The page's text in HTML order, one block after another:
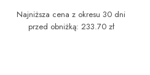
Najniższa cena z okresu 30 dni
przed obniżką: 233.70 zł